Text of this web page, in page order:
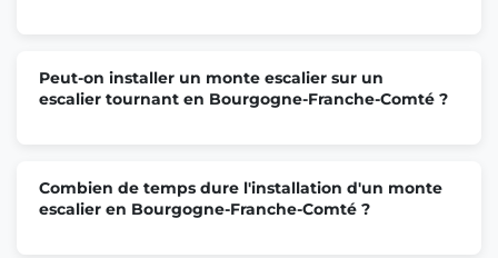
Monte escalier Montceau-les-Mines
Monte escalier Vesoul
Peut-on installer un monte escalier sur un
escalier tournant en Bourgogne-Franche-Comté ?
Combien de temps dure l'installation d'un monte
escalier en Bourgogne-Franche-Comté ?